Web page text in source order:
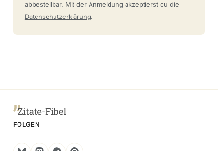
abbestellbar. Mit der Anmeldung akzeptierst du die
Datenschutzerklärung.
FOLGEN